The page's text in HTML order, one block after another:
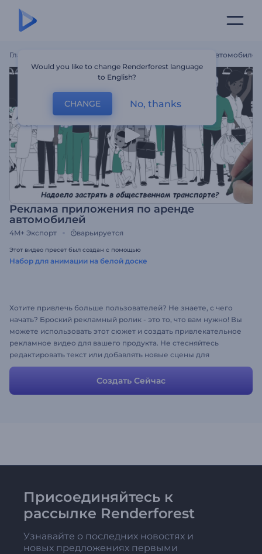
Главная Реклама Приложения По Аренде Автомобилей
Реклама приложения по аренде
автомобилей
4M+ Экспорт варьируется
Этот видео пресет был создан с помощью
Набор для анимации на белой доске
Хотите привлечь больше пользователей? Не знаете, с чего
начать? Броский рекламный ролик - это то, что вам нужно! Вы
можете использовать этот сюжет и создать привлекательное
рекламное видео для вашего продукта. Не стесняйтесь
редактировать текст или добавлять новые сцены для
достижения желаемого результата. Добавьте информацию о
себе или своей компании и видео готово!
Создать Сейчас
Присоединяйтесь к
рассылке Renderforest
Узнавайте о последних новостях и
новых предложениях первыми
Would you like to change Renderforest language
to English?
CHANGE No, thanks